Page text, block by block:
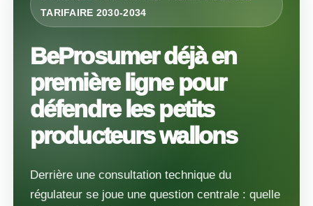
TARIFAIRE 2030-2034
BeProsumer déjà en
première ligne pour
défendre les petits
producteurs wallons
Derrière une consultation technique du
régulateur se joue une question centrale : quelle